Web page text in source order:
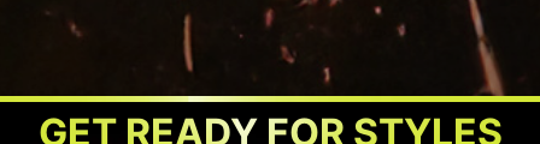
GET READY FOR STYLES